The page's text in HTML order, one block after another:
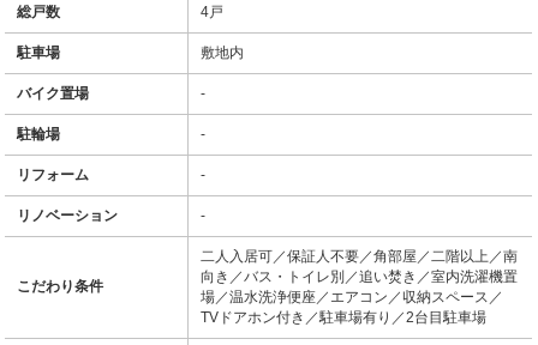
総戸数 4戸
駐車場 敷地内
バイク置場 -
駐輪場 -
リフォーム -
リノベーション -
こだわり条件
二人入居可／保証人不要／角部屋／二階以上／南
向き／バス・トイレ別／追い焚き／室内洗濯機置
場／温水洗浄便座／エアコン／収納スペース／
TVドアホン付き／駐車場有り／2台目駐車場